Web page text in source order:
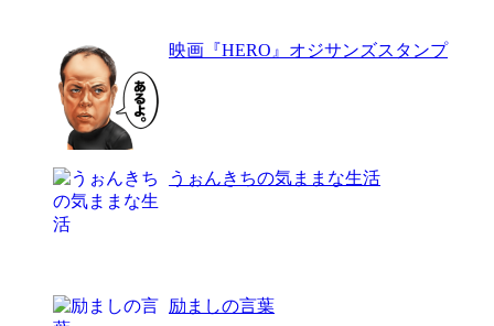
映画『HERO』オジサンズスタンプ
うぉんきちの気ままな生活
励ましの言葉